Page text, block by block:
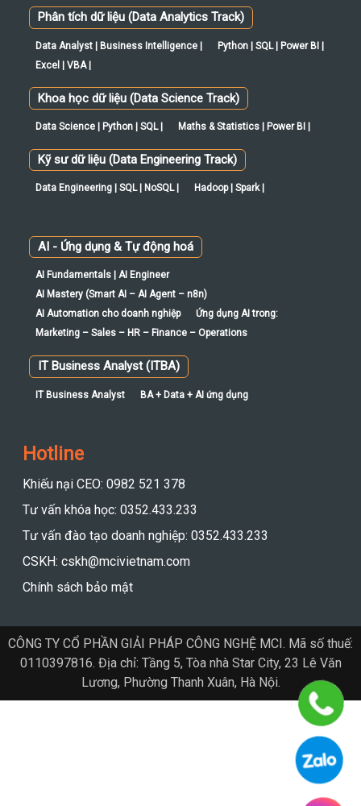
Phân tích dữ liệu (Data Analytics Track)
Data Analyst | Business Intelligence |
Python | SQL | Power BI |
Excel | VBA |
Khoa học dữ liệu (Data Science Track)
Data Science | Python | SQL | Maths & Statistics | Power BI |
Kỹ sư dữ liệu (Data Engineering Track)
Data Engineering | SQL | NoSQL | Hadoop | Spark |
AI - Ứng dụng & Tự động hoá
AI Fundamentals | AI Engineer
AI Mastery (Smart AI – AI Agent – n8n)
AI Automation cho doanh nghiệp
Ứng dụng AI trong:
Marketing – Sales – HR – Finance – Operations
IT Business Analyst (ITBA)
IT Business Analyst BA + Data + AI ứng dụng
Hotline
Khiếu nại CEO: 0982 521 378
Tư vấn khóa học: 0352.433.233
Tư vấn đào tạo doanh nghiệp: 0352.433.233
CSKH: cskh@mcivietnam.com
Chính sách bảo mật
CÔNG TY CỔ PHẦN GIẢI PHÁP CÔNG NGHỆ MCI. Mã số thuế:
0110397816. Địa chỉ: Tầng 5, Tòa nhà Star City, 23 Lê Văn
Lương, Phường Thanh Xuân, Hà Nội.